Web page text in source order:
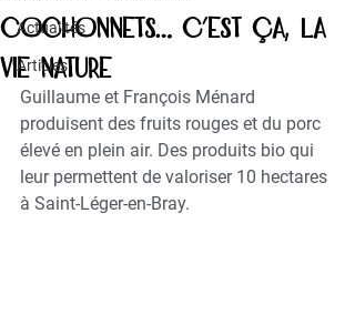
Actualités
Articles
cochonnets… c’est ça, La
Vie Nature
Guillaume et François Ménard
produisent des fruits rouges et du porc
élevé en plein air. Des produits bio qui
leur permettent de valoriser 10 hectares
à Saint-Léger-en-Bray.